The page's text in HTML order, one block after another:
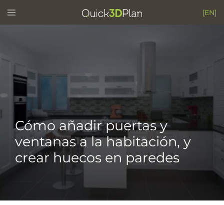
Toggle
menu [EN]
Cómo añadir puertas y
ventanas a la habitación, y
crear huecos en paredes